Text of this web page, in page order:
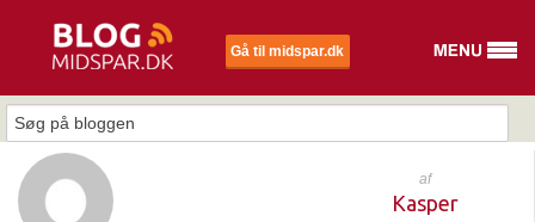
Gå til midspar.dk
af
Kasper